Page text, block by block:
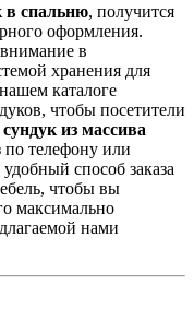
в спальню, получится
оформления.
внимание в
хранения для
каталоге
чтобы посетители
из массива
по телефону или
способ заказа
чтобы вы
максимально
нами